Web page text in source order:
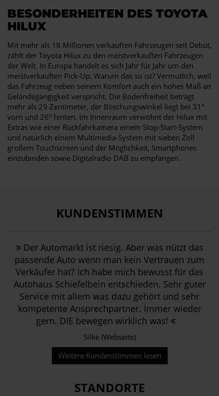
BESONDERHEITEN DES TOYOTA
HILUX
Mit mehr als 18 Millionen verkauften Fahrzeugen seit Debüt,
zählt der Toyota Hilux zu den meistverkauften Fahrzeugen
der Welt. In Europa handelt es sich Jahr für Jahr um den
meistverkauften Pick-Up. Warum das so ist? Vermutlich, weil
das Fahrzeug neben seinem Komfort auch ein hohes Maß an
Geländegängigkeit verspricht. Die Bodenfreiheit beträgt
mehr als 29 Zentimeter, der Böschungswinkel liegt bei 31°
vorn und 26° hinten. Im Innenraum verwöhnt der Hilux mit
Extras wie einer Rückfahrkamera einem Stop-Start-System
und natürlich einem Multimedia-System mit sieben Zoll
großem Touchscreen und der Möglichkeit, Smartphones
einzubinden sowie Digitalradio DAB zu empfangen.
KUNDENSTIMMEN
Der Automarkt ist riesig. Aber was nützt das
passende Auto wenn man kein Vertrauen zum
Verkäufer hat? Ich habe mich bewusst für das
Autohaus Schiefelbein entschieden. Sehr guter
Service mit allem was dazu gehört und sehr
kompetente Ansprechpartner. Immer wieder
gern. DIE bewegen wirklich was!
Silke (Webseite)
Weitere Kundenstimmen lesen
STANDORTE